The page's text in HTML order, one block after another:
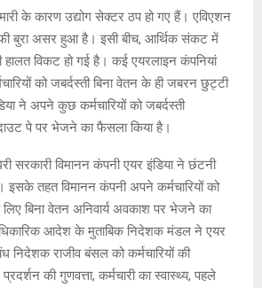
के कारण उद्योग सेक्टर ठप हो गए हैं। एविएशन
बुरा असर हुआ है। इसी बीच, आर्थिक संकट में
हालत विकट हो गई है। कई एयरलाइन कंपनियां
को जबर्दस्ती बिना वेतन के ही जबरन छुट्टी
ने अपने कुछ कर्मचारियों को जबर्दस्ती
पे पर भेजने का फैसला किया है।
विमानन कंपनी एयर इंडिया ने छंटनी
तहत विमानन कंपनी अपने कर्मचारियों को
बिना वेतन अनिवार्य अवकाश पर भेजने का
आदेश के मुताबिक निदेशक मंडल ने एयर
निदेशक राजीव बंसल को कर्मचारियों की
प्रदर्शन की गुणवत्ता, कर्मचारी का स्वास्थ्य, पहले